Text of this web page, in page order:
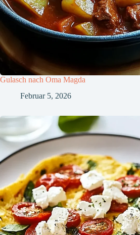
Gulasch nach Oma Magda
Februar 5, 2026